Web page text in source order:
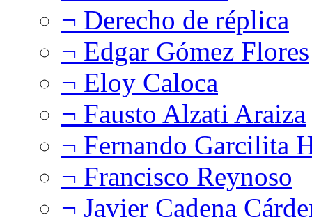
¬ Derecho de réplica
¬ Edgar Gómez Flores
¬ Eloy Caloca
¬ Fausto Alzati Araiza
¬ Fernando Garcilita
¬ Francisco Reynoso
¬ Javier Cadena